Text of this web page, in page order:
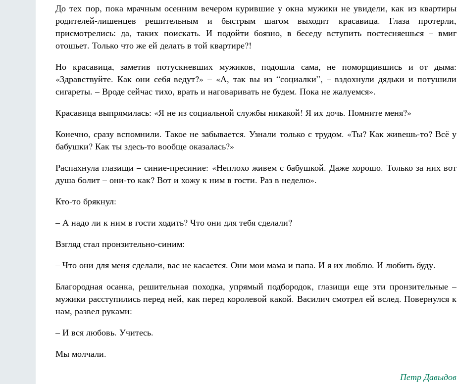
До тех пор, пока мрачным осенним вечером курившие у окна мужики не увидели, как из квартиры
родителей-лишенцев решительным и быстрым шагом выходит красавица. Глаза протерли,
присмотрелись: да, таких поискать. И подойти боязно, в беседу вступить постесняешься – вмиг
отошьет. Только что же ей делать в той квартире?!
Но красавица, заметив потускневших мужиков, подошла сама, не поморщившись и от дыма:
«Здравствуйте. Как они себя ведут?» – «А, так вы из “социалки”, – вздохнули дядьки и потушили
сигареты. – Вроде сейчас тихо, врать и наговаривать не будем. Пока не жалуемся».
Красавица выпрямилась: «Я не из социальной службы никакой! Я их дочь. Помните меня?»
Конечно, сразу вспомнили. Такое не забывается. Узнали только с трудом. «Ты? Как живешь-то? Всё у
бабушки? Как ты здесь-то вообще оказалась?»
Распахнула глазищи – синие-пресиние: «Неплохо живем с бабушкой. Даже хорошо. Только за них вот
душа болит – они-то как? Вот и хожу к ним в гости. Раз в неделю».
Кто-то брякнул:
– А надо ли к ним в гости ходить? Что они для тебя сделали?
Взгляд стал пронзительно-синим:
– Что они для меня сделали, вас не касается. Они мои мама и папа. И я их люблю. И любить буду.
Благородная осанка, решительная походка, упрямый подбородок, глазищи еще эти пронзительные –
мужики расступились перед ней, как перед королевой какой. Василич смотрел ей вслед. Повернулся к
нам, развел руками:
– И вся любовь. Учитесь.
Мы молчали.
Петр Давыдов